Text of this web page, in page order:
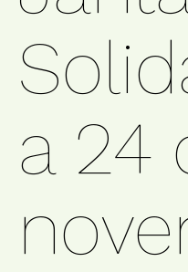
2000 > 2009
Bazar Ecos Social
Oficina de Dança Criativa
Oficina de Música
Oficina das Emoções
Oficina de Expressões
centro
Serviço de Atendimento
Saber +
a 24